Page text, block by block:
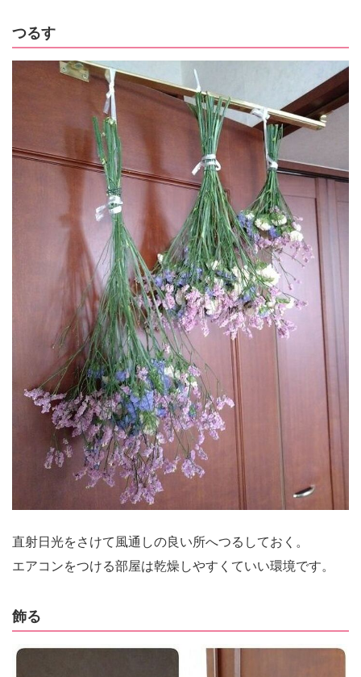
つるす
直射日光をさけて風通しの良い所へつるしておく。
エアコンをつける部屋は乾燥しやすくていい環境です。
飾る